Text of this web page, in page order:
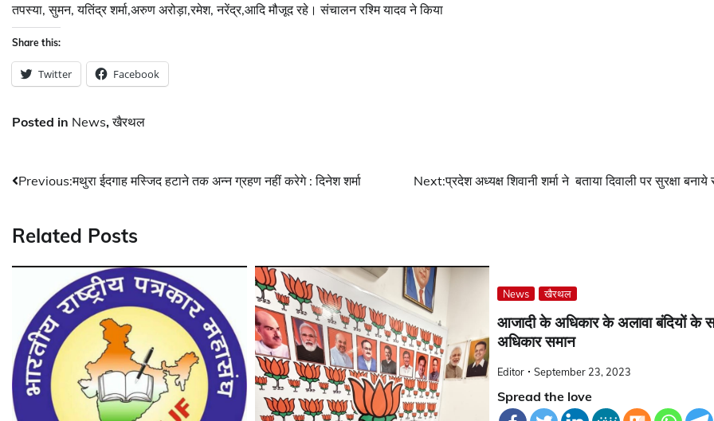
तपस्या, सुमन, यतिंद्र शर्मा,अरुण अरोड़ा,रमेश, नरेंद्र,आदि मौजूद रहे। संचालन रश्मि यादव ने किया
Share this:
Twitter Facebook
Posted in News,खैरथल
Post
Previous:मथुरा ईदगाह मस्जिद हटाने तक अन्न ग्रहण नहीं करेगे : दिनेश शर्मा Next:प्रदेश अध्यक्ष शिवानी शर्मा ने बताया दिवाली पर सुरक्षा
Related Posts
News खैरथल
आजादी के अधिकार के अलावा बंदियों के
अधिकार समान
Editor September 23, 2023
Spread the love